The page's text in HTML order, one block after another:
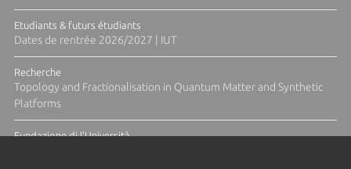
Etudiants & futurs étudiants
Dates de rentrée 2026/2027 | IUT
Recherche
Topology and Fractionalisation in Quantum Matter and Synthetic
Platforms
Fundazione di l'Università